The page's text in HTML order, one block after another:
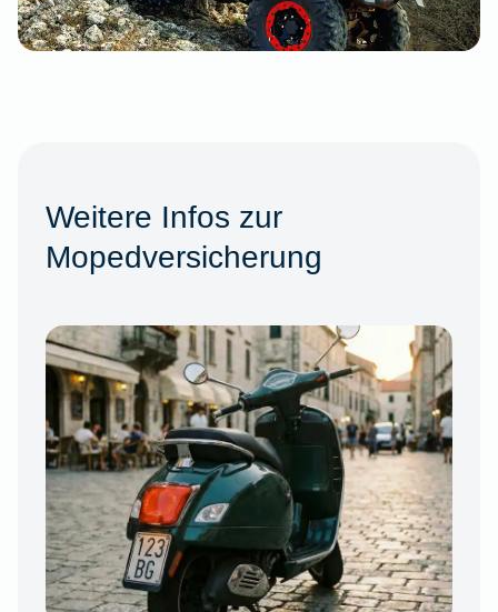
Weitere Infos zur
Mopedversicherung